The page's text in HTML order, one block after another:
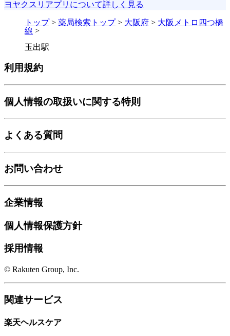
ヨヤクスリアプリについて詳しく見る
トップ> 薬局検索トップ> 大阪府 > 大阪メトロ四つ橋
線 >
玉出駅
利用規約
個人情報の取扱いに関する特則
よくある質問
お問い合わせ
企業情報
個人情報保護方針
採用情報
© Rakuten Group, Inc.
関連サービス
楽天ヘルスケア